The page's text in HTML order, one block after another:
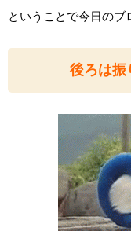
ということで今日のブ
後ろは